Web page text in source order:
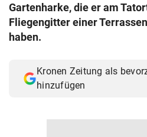
Gartenharke, die er am
Fliegengitter einer
haben.
Kronen Zeitung als
hinzufügen